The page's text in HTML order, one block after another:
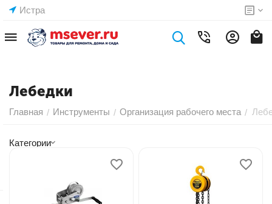
Истра
Лебедки
Главная / Инструменты / Организация рабочего места /
Категории